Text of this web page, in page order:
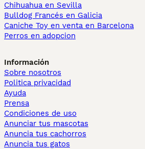
Chihuahua en Sevilla
Bulldog Francés en Galicia
Caniche Toy en venta en Barcelona
Perros en adopcion
Información
Sobre nosotros
Politica privacidad
Ayuda
Prensa
Condiciones de uso
Anunciar tus mascotas
Anuncia tus cachorros
Anuncia tus gatos